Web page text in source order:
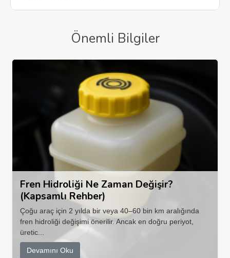
Önemli Bilgiler
Fren Hidroliği Ne Zaman Değişir?
(Kapsamlı Rehber)
Çoğu araç için 2 yılda bir veya 40–60 bin km aralığında
fren hidroliği değişimi önerilir. Ancak en doğru periyot,
üretic...
Devamını Oku